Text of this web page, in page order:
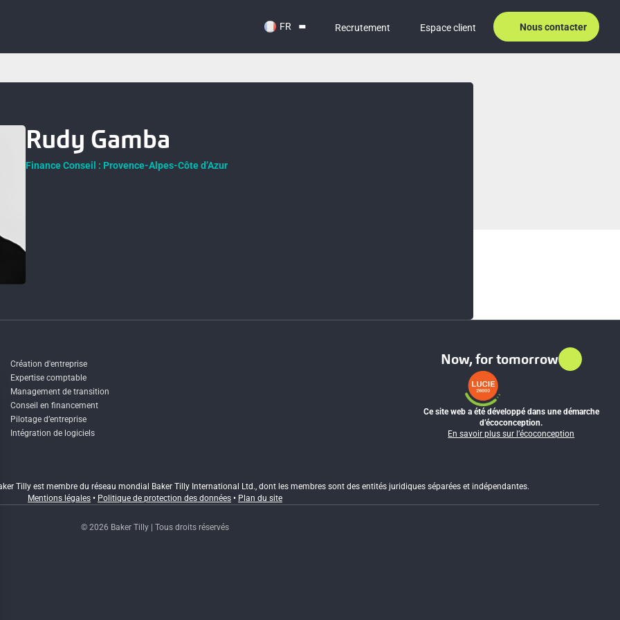
FR Recrutement Espace client Nous contacter
Rudy Gamba
Finance Conseil : Provence-Alpes-Côte d’Azur
Création d'entreprise
Expertise comptable
Management de transition
Conseil en financement
Pilotage d’entreprise
Intégration de logiciels
Now, for tomorrow
Ce site web a été développé dans une démarche
d’écoconception.
En savoir plus sur l’écoconception
Tilly est membre du réseau mondial Baker Tilly International Ltd., dont les membres sont des entités juridiques séparées et indépendantes.
Mentions légales • Politique de protection des données • Plan du site
© 2026 Baker Tilly | Tous droits réservés